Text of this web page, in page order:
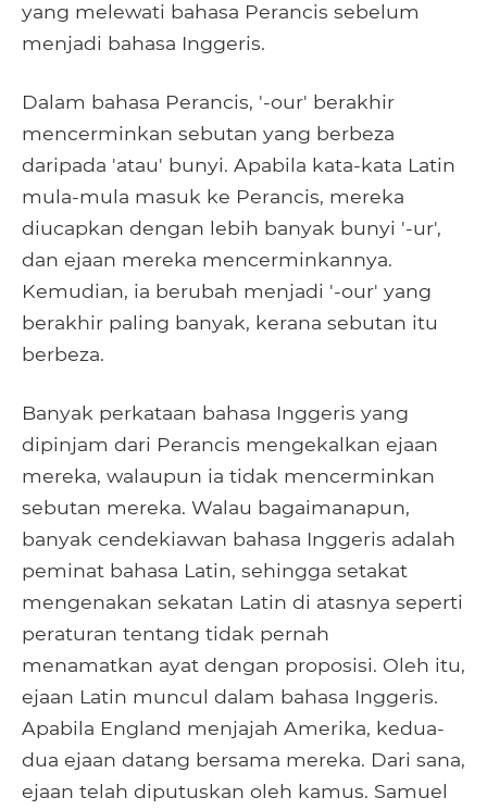
yang melewati bahasa Perancis sebelum
menjadi bahasa Inggeris.
Dalam bahasa Perancis, '-our' berakhir
mencerminkan sebutan yang berbeza
daripada 'atau' bunyi. Apabila kata-kata Latin
mula-mula masuk ke Perancis, mereka
diucapkan dengan lebih banyak bunyi '-ur',
dan ejaan mereka mencerminkannya.
Kemudian, ia berubah menjadi '-our' yang
berakhir paling banyak, kerana sebutan itu
berbeza.
Banyak perkataan bahasa Inggeris yang
dipinjam dari Perancis mengekalkan ejaan
mereka, walaupun ia tidak mencerminkan
sebutan mereka. Walau bagaimanapun,
banyak cendekiawan bahasa Inggeris adalah
peminat bahasa Latin, sehingga setakat
mengenakan sekatan Latin di atasnya seperti
peraturan tentang tidak pernah
menamatkan ayat dengan proposisi. Oleh itu,
ejaan Latin muncul dalam bahasa Inggeris.
Apabila England menjajah Amerika, kedua-
dua ejaan datang bersama mereka. Dari sana,
ejaan telah diputuskan oleh kamus. Samuel